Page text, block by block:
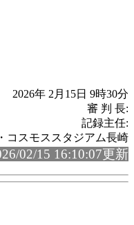
2026年 2月15日 9時30分
審 判 長:
記録主任:
スモススタジアム長崎
02/15 16:10:07更新